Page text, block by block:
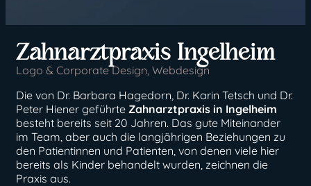
Zahnarztpraxis Ingelheim
Logo & Corporate Design Webdesign
Die von Dr. Barbara Hagedorn, Dr. Karin Tetsch und Dr.
Peter Hiener geführte Zahnarztpraxis in Ingelheim
besteht bereits seit 20 Jahren. Das gute Miteinander
im Team, aber auch die langjährigen Beziehungen zu
den Patientinnen und Patienten, von denen viele hier
bereits als Kinder behandelt wurden, zeichnen die
Praxis aus.